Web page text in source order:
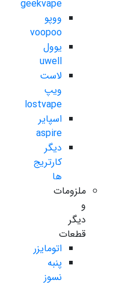
geekvape
ووپو
voopoo
یوول
uwell
لاست
ویپ
lostvape
اسپایر
aspire
دیگر
کارتریج
ها
ملزومات
و
دیگر
قطعات
اتومایزر
پنبه
نسوز